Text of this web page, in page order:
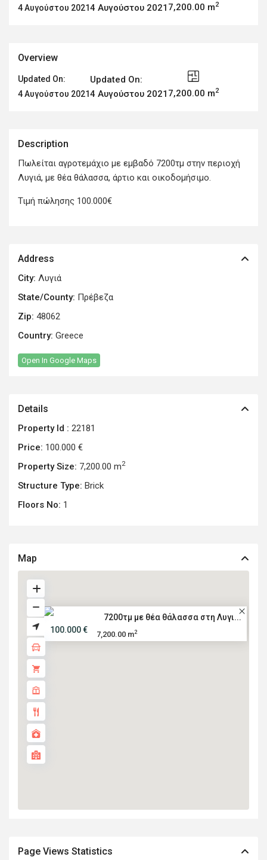
4 Αυγούστου 20214 Αυγούστου 2021 7,200.00 m2
Overview
Updated On:
4 Αυγούστου 2021
Updated On:
4 Αυγούστου 2021 7,200.00 m2
Description
Πωλείται αγροτεμάχιο με εμβαδό 7200τμ στην περιοχή
Λυγιά, με θέα θάλασσα, άρτιο και οικοδομήσιμο.
Τιμή πώλησης 100.000€
Address
City: Λυγιά
State/County: Πρέβεζα
Zip: 48062
Country: Greece
Open In Google Maps
Details
Property Id : 22181
Price: 100.000 €
Property Size: 7,200.00 m2
Structure Type: Brick
Floors No: 1
Map
7200τμ με θέα θάλασσα στη Λυγι...
100.000 €
7,200.00 m2
Page Views Statistics